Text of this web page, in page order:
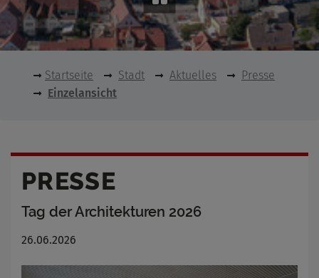
Startseite Stadt Aktuelles
Presse
Einzelansicht
PRESSE
Tag der Architekturen 2026
26.06.2026